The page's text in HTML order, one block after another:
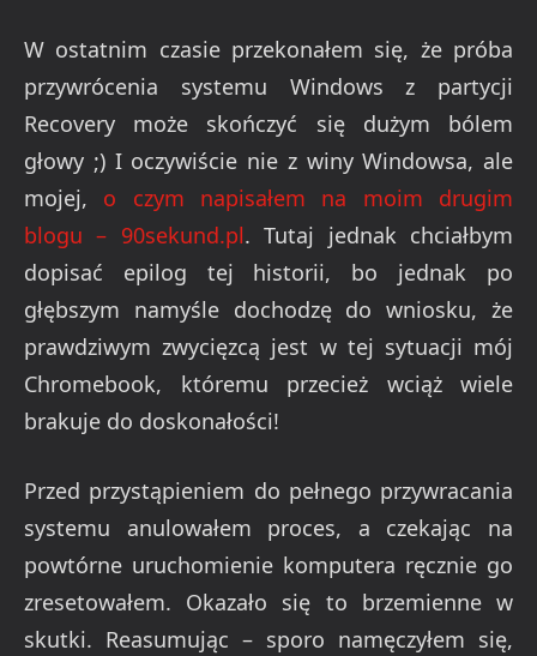
W ostatnim czasie przekonałem się, że próba
przywrócenia systemu Windows z partycji
Recovery może skończyć się dużym bólem
głowy ;) I oczywiście nie z winy Windowsa, ale
mojej, o czym napisałem na moim drugim
blogu – 90sekund.pl. Tutaj jednak chciałbym
dopisać epilog tej historii, bo jednak po
głębszym namyśle dochodzę do wniosku, że
prawdziwym zwycięzcą jest w tej sytuacji mój
Chromebook, któremu przecież wciąż wiele
brakuje do doskonałości!
Przed przystąpieniem do pełnego przywracania
systemu anulowałem proces, a czekając na
powtórne uruchomienie komputera ręcznie go
zresetowałem. Okazało się to brzemienne w
skutki. Reasumując – sporo namęczyłem się,